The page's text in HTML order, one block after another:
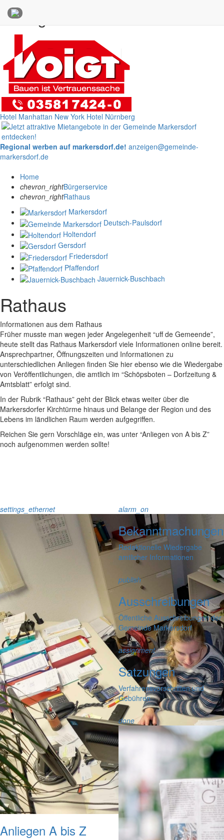
Anzeigen
Hotel Manhattan New York Hotel Nürnberg
Regional werben auf markersdorf.de! anzeigen@gemeinde-
markersdorf.de
Home
chevron_rightBürgerservice
chevron_rightRathaus
Markersdorf
Deutsch-Paulsdorf
Holtendorf
Gersdorf
Friedersdorf
Pfaffendorf
Jauernick-Buschbach
Rathaus
Informationen aus dem Rathaus
Früher musste man wegen jeder Angelegenheit “uff de Gemeende”,
heute stellt das Rathaus Markersdorf viele Informationen online bereit.
Ansprechpartner, Öffnungszeiten und Informationen zu
unterschiedlichen Anliegen finden Sie hier ebenso wie die Wiedergabe
von Veröffentlichungen, die amtlich im “Schöpsboten – Dorfzeitung &
Amtsblatt” erfolgt sind.
In der Rubrik “Rathaus” geht der Blick etwas weiter über die
Markersdorfer Kirchtürme hinaus und Belange der Region und des
Lebens im ländlichen Raum werden aufgegriffen.
Reichen Sie gern Vorschläge ein, was unter “Anliegen von A bis Z”
noch aufgenommen werden sollte!
settings_ethernet
Anliegen A bis Z
alarm_on
Bekanntmachungen
Redaktionelle Wiedergabe
amtlicher Informationen
publish
Ausschreibungen
Öffentliche Ausschreibungen der
Gemeinde Markersdorf
assignment
Satzungen
Verfahrensvorschriften und
Gebühren
done